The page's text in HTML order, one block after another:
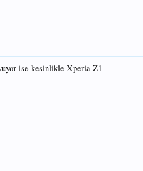
ise kesinlikle Xperia Z1